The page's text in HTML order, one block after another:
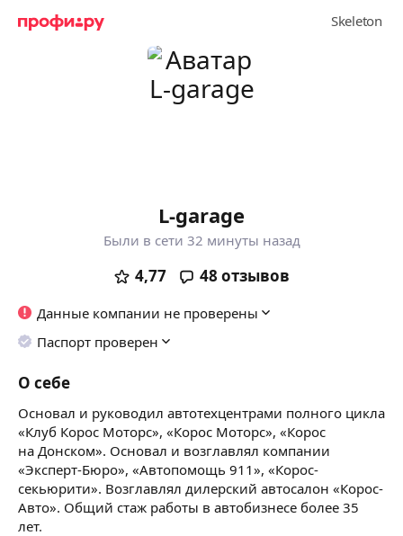
L-garage
Были в сети 32 минуты назад
4,77 48 отзывов
Данные компании не проверены
Паспорт проверен
О себе
Основал и руководил автотехцентрами полного цикла
«Клуб Корос Моторс», «Корос Моторс», «Корос
на Донском». Основал и возглавлял компании
«Эксперт-Бюро», «Автопомощь 911», «Корос-
секьюрити». Возглавлял дилерский автосалон «Корос-
Авто». Общий стаж работы в автобизнесе более 35
лет.